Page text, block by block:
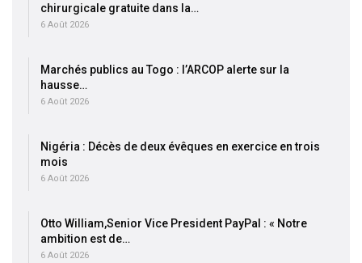
chirurgicale gratuite dans la…
6 Août 2026
Marchés publics au Togo : l’ARCOP alerte sur la
hausse…
6 Août 2026
Nigéria : Décès de deux évêques en exercice en trois
mois
6 Août 2026
Otto William,Senior Vice President PayPal : « Notre
ambition est de…
6 Août 2026